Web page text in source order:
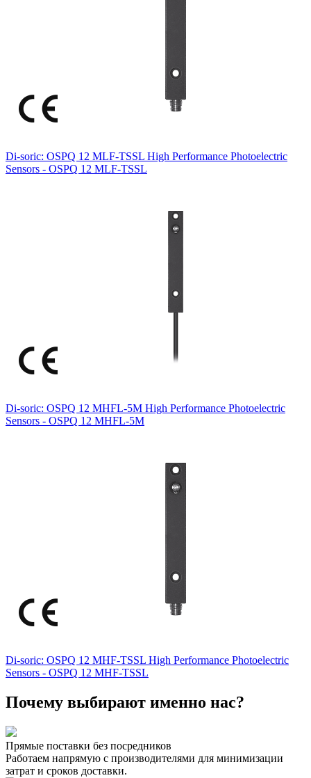
Di-soric: OSPQ 12 MLF-TSSL High Performance Photoelectric
Sensors - OSPQ 12 MLF-TSSL
Di-soric: OSPQ 12 MHFL-5M High Performance Photoelectric
Sensors - OSPQ 12 MHFL-5M
Di-soric: OSPQ 12 MHF-TSSL High Performance Photoelectric
Sensors - OSPQ 12 MHF-TSSL
Почему выбирают именно нас?
Прямые поставки без посредников
Работаем напрямую с производителями для минимизации
затрат и сроков доставки.